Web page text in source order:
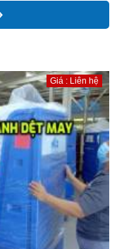
Giá : Liên hệ